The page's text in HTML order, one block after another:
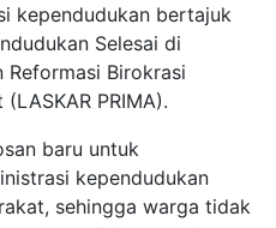
kependudukan bertajuk
Selesai di
Reformasi Birokrasi
PRIMA).
baru untuk
kependudukan
sehingga warga tidak